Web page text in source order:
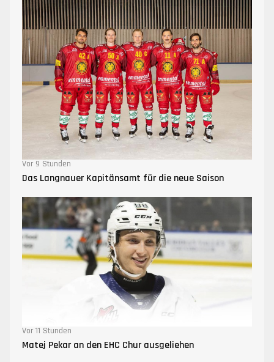
Vor 9 Stunden
Das Langnauer Kapitänsamt für die neue Saison
Vor 11 Stunden
Matej Pekar an den EHC Chur ausgeliehen